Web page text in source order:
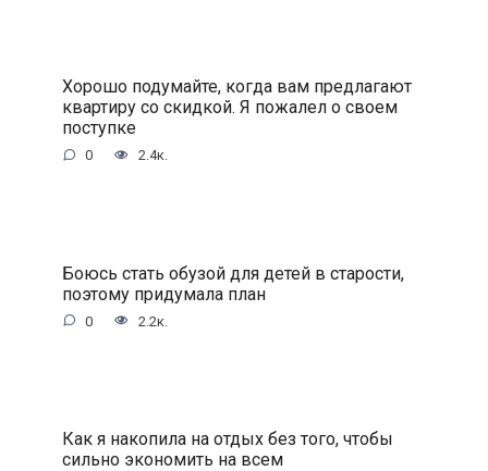
Хорошо подумайте, когда вам предлагают
квартиру со скидкой. Я пожалел о своем
поступке
0 2.4к.
Боюсь стать обузой для детей в старости,
поэтому придумала план
0 2.2к.
Как я накопила на отдых без того, чтобы
сильно экономить на всем